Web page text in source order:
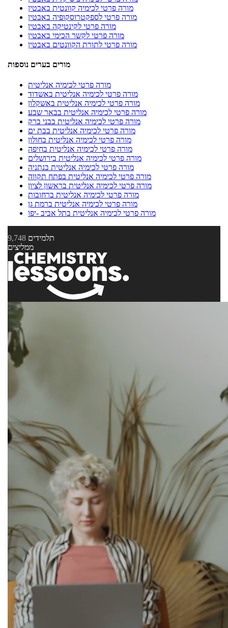
מורה פרטי לכימיה קוונטית באבטין
מורה פרטי לספקטרוסקופיה באבטין
מורה פרטי לקינטיקה באבטין
מורה פרטי לקשר הכימי באבטין
מורה פרטי לתורת הקוונטים באבטין
מורים בערים נוספות
מורה פרטי לכימיה אנליטית
מורה פרטי לכימיה אנליטית באשדוד
מורה פרטי לכימיה אנליטית באשקלון
מורה פרטי לכימיה אנליטית בבאר שבע
מורה פרטי לכימיה אנליטית בבני ברק
מורה פרטי לכימיה אנליטית בבת ים
מורה פרטי לכימיה אנליטית בחולון
מורה פרטי לכימיה אנליטית בחיפה
מורה פרטי לכימיה אנליטית בירושלים
מורה פרטי לכימיה אנליטית בנתניה
מורה פרטי לכימיה אנליטית בפתח תקווה
מורה פרטי לכימיה אנליטית בראשון לציון
מורה פרטי לכימיה אנליטית ברחובות
מורה פרטי לכימיה אנליטית ברמת גן
מורה פרטי לכימיה אנליטית בתל אביב -יפו
9,748 תלמידים
ממליצים